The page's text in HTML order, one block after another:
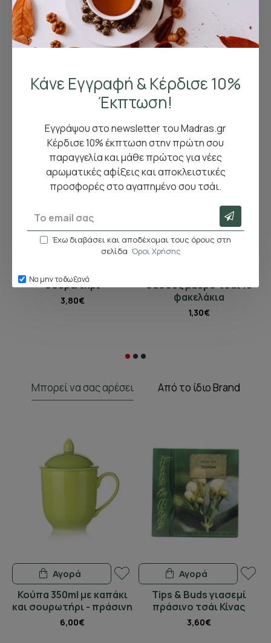
Κάνε Εγγραφή & Κέρδισε 10%
Έκπτωση!
Εγγράψου στο newsletter του Madras.gr
Κέρδισε 10% έκπτωση στην πρώτη σου
παραγγελία και μάθε πρώτος για νέες
αρωματικές αφίξεις και αποκλειστικές
προσφορές στο αγαπημένο σου τσάι.
Έχω διαβάσει και αποδέχομαι τους όρους στη
σελίδα Όροι Χρήσης
Να μην το δω ξανά
Καρδούλα ανοξείδωτο
σουρωτήρι
3,80€
δάσους μαύρο τσάι 10
φακελάκια
1,30€
Αγορά
Μπορεί να σας αρέσει Από το ίδιο Brand
Κούπα 350ml με καπάκι
και σουρωτήρι - πράσινη
6,00€
Αγορά
Tips & Buds γιασεμί
πράσινο τσάι Κίνας
3,60€
Αγορά